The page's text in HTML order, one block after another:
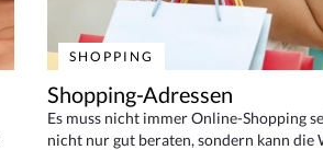
SHOPPING
Shopping-Adressen
Es muss nicht immer Online-Shopping
nicht nur gut beraten, sondern kann